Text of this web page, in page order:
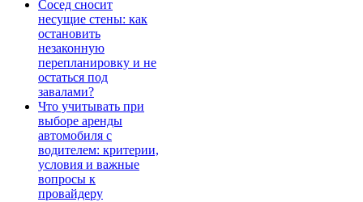
Сосед сносит
несущие стены: как
остановить
незаконную
перепланировку и не
остаться под
завалами?
Что учитывать при
выборе аренды
автомобиля с
водителем: критерии,
условия и важные
вопросы к
провайдеру